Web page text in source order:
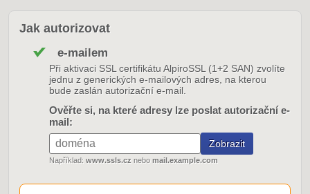
Jak autorizovat
e-mailem
Při aktivaci SSL certifikátu AlpiroSSL (1+2 SAN) zvolíte
jednu z generických e-mailových adres, na kterou
bude zaslán autorizační e-mail.
Ověřte si, na které adresy lze poslat autorizační e-
mail:
Například: www.ssls.cz nebo mail.example.com